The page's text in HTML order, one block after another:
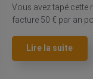
Vous avez tapé cette
facture 50 € par an
Lire la suite